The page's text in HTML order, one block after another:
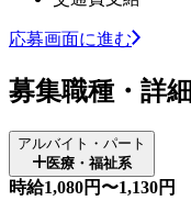
応募画面に進む
募集職種・詳
アルバイト・パート
医療・福祉系
時給1,080円〜1,130円